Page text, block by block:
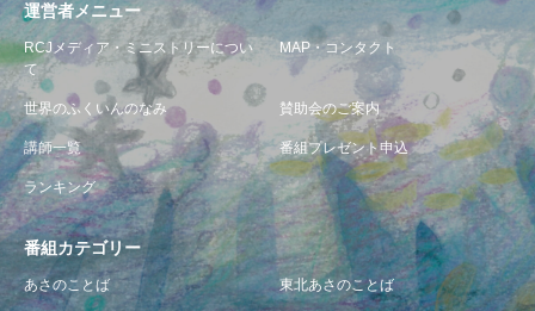
運営者メニュー
RCJメディア・ミニストリーについ
て
MAP・コンタクト
世界のふくいんのなみ 賛助会のご案内
講師一覧 番組プレゼント申込
ランキング
番組カテゴリー
あさのことば 東北あさのことば